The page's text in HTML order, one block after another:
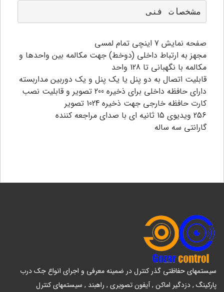
مشخصات فنی
صفحه نمایش 7 اینچی تمام لمسی
مجهز به ارتباط داخلی (دوخط) جهت مکالمه بین واحدها و
مکالمه با نگهبانی تا 128 واحد
قابلیت اتصال به دو پنل یا یک پنل و یک دوربین مداربسته
دارای حافظه داخلی برای ذخیره 200 تصویر و قابلیت نصب
کارت حافظه خارجی جهت ذخیره 1024 تصویر
256 ویدیوی 15 ثانیه ای با صدای مراجعه کننده
گارانتی سه ساله
سیستمهای حفاظتی گذر کنترل در ضمینه معرفی و اجرای انواع جک درب
پارکینگ , دزدگیر اماکن , آیفون تصویری , راهبند , سیستمهای کنترل